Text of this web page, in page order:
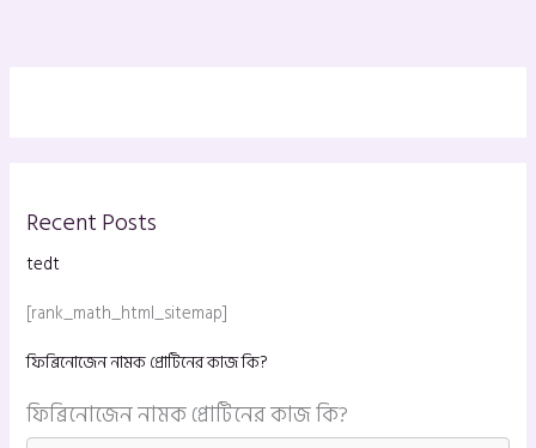
Recent Posts
tedt
[rank_math_html_sitemap]
ফিব্রিনোজেন নামক প্রোটিনের কাজ কি?
ফিব্রিনোজেন নামক প্রোটিনের কাজ কি?